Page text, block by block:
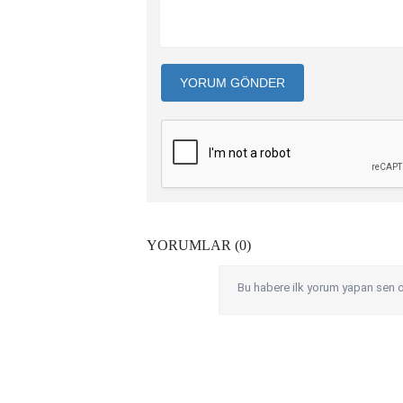
YORUM GÖNDER
YORUMLAR (0)
Bu habere ilk yorum yapan sen